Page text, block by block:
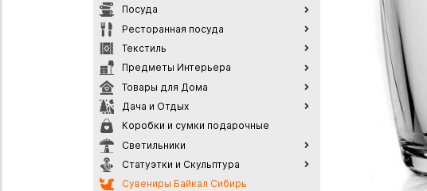
Посуда
Ресторанная посуда
Текстиль
Предметы Интерьера
Товары для Дома
Дача и Отдых
Коробки и сумки подарочные
Светильники
Статуэтки и Скульптура
Сувениры Байкал Сибирь